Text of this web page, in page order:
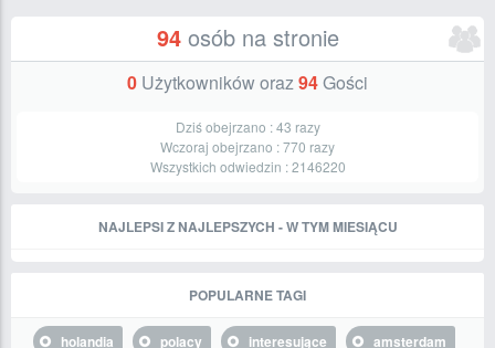
94osób na stronie
0 Użytkowników oraz94Gości
Dziś obejrzano :43 razy
Wczoraj obejrzano :770 razy
Wszystkich odwiedzin :2146220
NAJLEPSI Z NAJLEPSZYCH - W TYM MIESIĄCU
POPULARNE TAGI
holandia polacy interesujące amsterdam